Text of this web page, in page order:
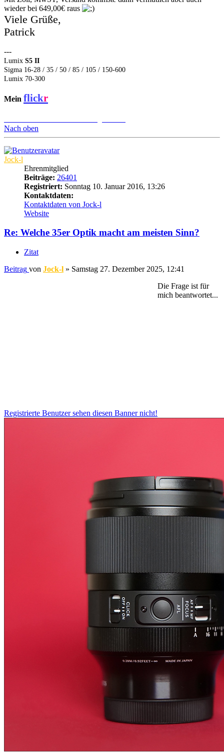
wieder bei 649,00€ raus
Viele Grüße,
Patrick
---
Lumix S5 II
Sigma 16-28 / 35 / 50 / 85 / 105 / 150-600
Lumix 70-300
Mein flickr
Nach oben
Jock-l
Ehrenmitglied
Beiträge: 26401
Registriert: Sonntag 10. Januar 2016, 13:26
Kontaktdaten:
Kontaktdaten von Jock-l
Website
Re: Welche 35er Optik macht am meisten Sinn?
Zitat
Beitrag von Jock-l » Samstag 27. Dezember 2025, 12:41
Registrierte Benutzer sehen diesen Banner nicht!
Die Frage ist für
mich beantwortet...